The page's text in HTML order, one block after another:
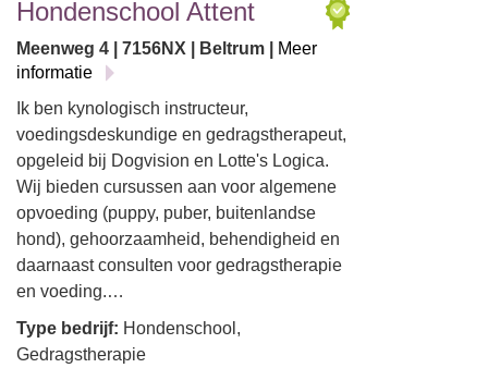
Hondenschool Attent
Meenweg 4 | 7156NX | Beltrum |
Meer
informatie
Ik ben kynologisch instructeur,
voedingsdeskundige en gedragstherapeut,
opgeleid bij Dogvision en Lotte's Logica.
Wij bieden cursussen aan voor algemene
opvoeding (puppy, puber, buitenlandse
hond), gehoorzaamheid, behendigheid en
daarnaast consulten voor gedragstherapie
en voeding.…
Type bedrijf: Hondenschool,
Gedragstherapie